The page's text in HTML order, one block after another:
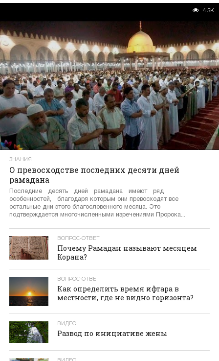
4.5K
ЗНАНИЯ
О превосходстве последних десяти дней
рамадана
Последние десять дней рамадана имеют ряд
особенностей, благодаря которым они превосходят все
остальные дни этого благословенного месяца. Это
подтверждается многочисленными изречениями Пророка...
ВОПРОС-ОТВЕТ
Почему Рамадан называют месяцем
Корана?
ВОПРОС-ОТВЕТ
Как определить время ифтара в
местности, где не видно горизонта?
ВИДЕО
Развод по инициативе жены